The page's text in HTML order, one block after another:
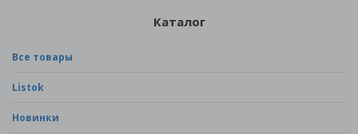
Каталог
Все товары
Listok
Новинки